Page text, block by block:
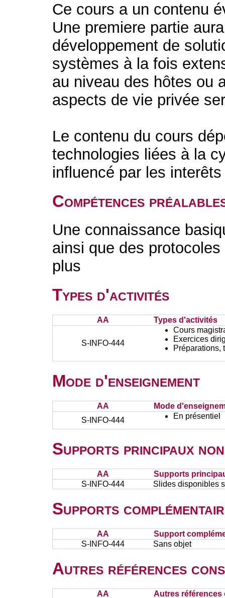
Ce cours a un contenu
Une premiere partie
développement de
systèmes à la fois
au niveau des hôtes ou
aspects de vie privée
Le contenu du cours
technologies liées à la
influencé par les
Compétences
Une connaissance
ainsi que des
plus
Types d'activités
AA Types d'activités
S-INFO-444
Cours
Exercices
Préparations,
Mode d'enseignement
AA
Mode
S-INFO-444
En présentiel
Supports principaux
AA
Supports
S-INFO-444
Slides disponibles
Supports
AA
Support
S-INFO-444
Sans objet
Autres références
AA Autres références